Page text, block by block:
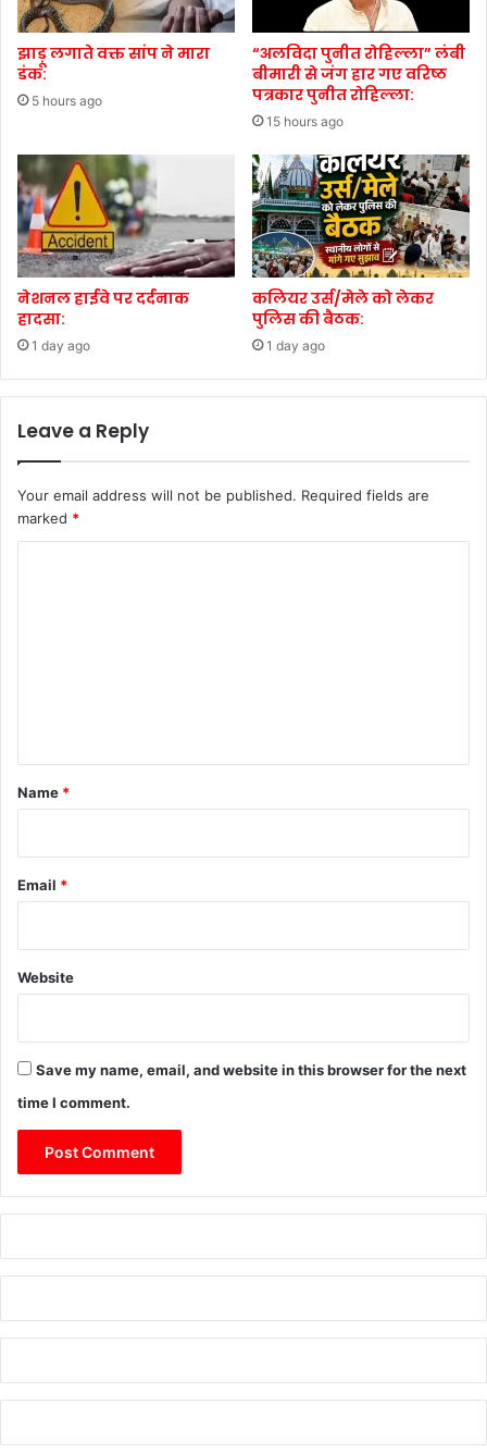
झाड़ू लगाते वक्त सांप ने मारा
डंक:
5 hours ago
“अलविदा पुनीत रोहिल्ला” लंबी
बीमारी से जंग हार गए वरिष्ठ
पत्रकार पुनीत रोहिल्ला:
15 hours ago
नेशनल हाईवे पर दर्दनाक
हादसा:
1 day ago
कलियर उर्स/मेले को लेकर
पुलिस की बैठक:
1 day ago
Leave a Reply
Your email address will not be published. Required fields are
marked *
*
Name *
Email *
Website
Save my name, email, and website in this browser for the next
time I comment.